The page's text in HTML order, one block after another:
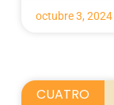
octubre 3, 2024
CUATRO